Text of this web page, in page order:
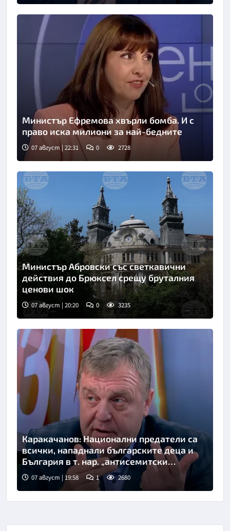
Министър Ефремова хвърли бомба. И с
право иска милиони за най-бедните
07 август | 22:31 0 2728
Министър Абровски със светкавични
действия до Брюксел срещу бруталния
ценови шок
07 август | 20:20 0 3235
Снимка: бТВ
Каракачанов: Национални предатели са
всички, нападнали българските деца и
България в т. нар. „антисемитски
скандал“
07 август | 19:58 1 2680